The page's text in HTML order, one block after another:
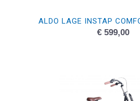
ALDO LAGE INSTAP
€599,00